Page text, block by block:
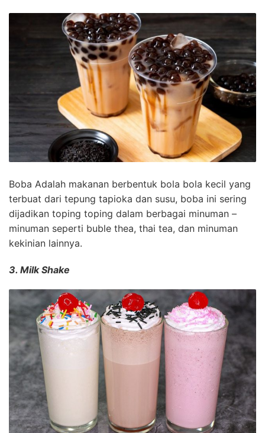
Boba Adalah makanan berbentuk bola bola kecil yang
terbuat dari tepung tapioka dan susu, boba ini sering
dijadikan toping toping dalam berbagai minuman –
minuman seperti buble thea, thai tea, dan minuman
kekinian lainnya.
3. Milk Shake